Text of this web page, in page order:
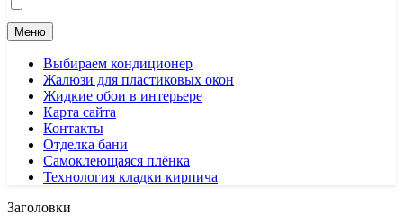
Меню
Выбираем кондиционер
Жалюзи для пластиковых окон
Жидкие обои в интерьере
Карта сайта
Контакты
Отделка бани
Самоклеющаяся плёнка
Технология кладки кирпича
Заголовки